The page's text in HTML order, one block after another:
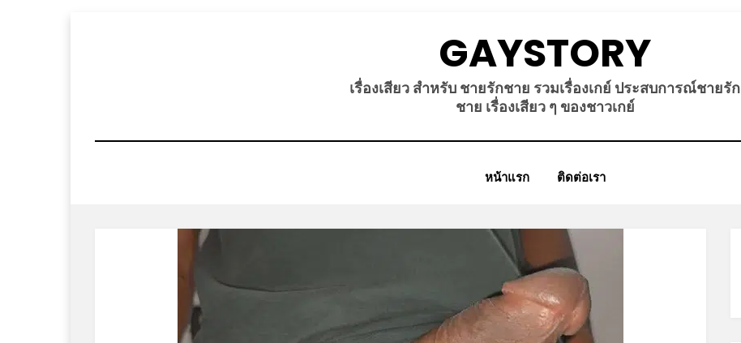
GAYSTORY
เรื่องเสียว สำหรับ ชายรักชาย รวมเรื่องเกย์ ประสบการณ์ชายรัก
ชาย เรื่องเสียว ๆ ของชาวเกย์
หน้าแรก ติดต่อเรา